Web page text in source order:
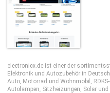
electronicx.de ist einer der
Elektronik und Autozubehör in
Auto, Motorrad und Wohnmobil,
Autolampen, Sitzheizungen, Solar